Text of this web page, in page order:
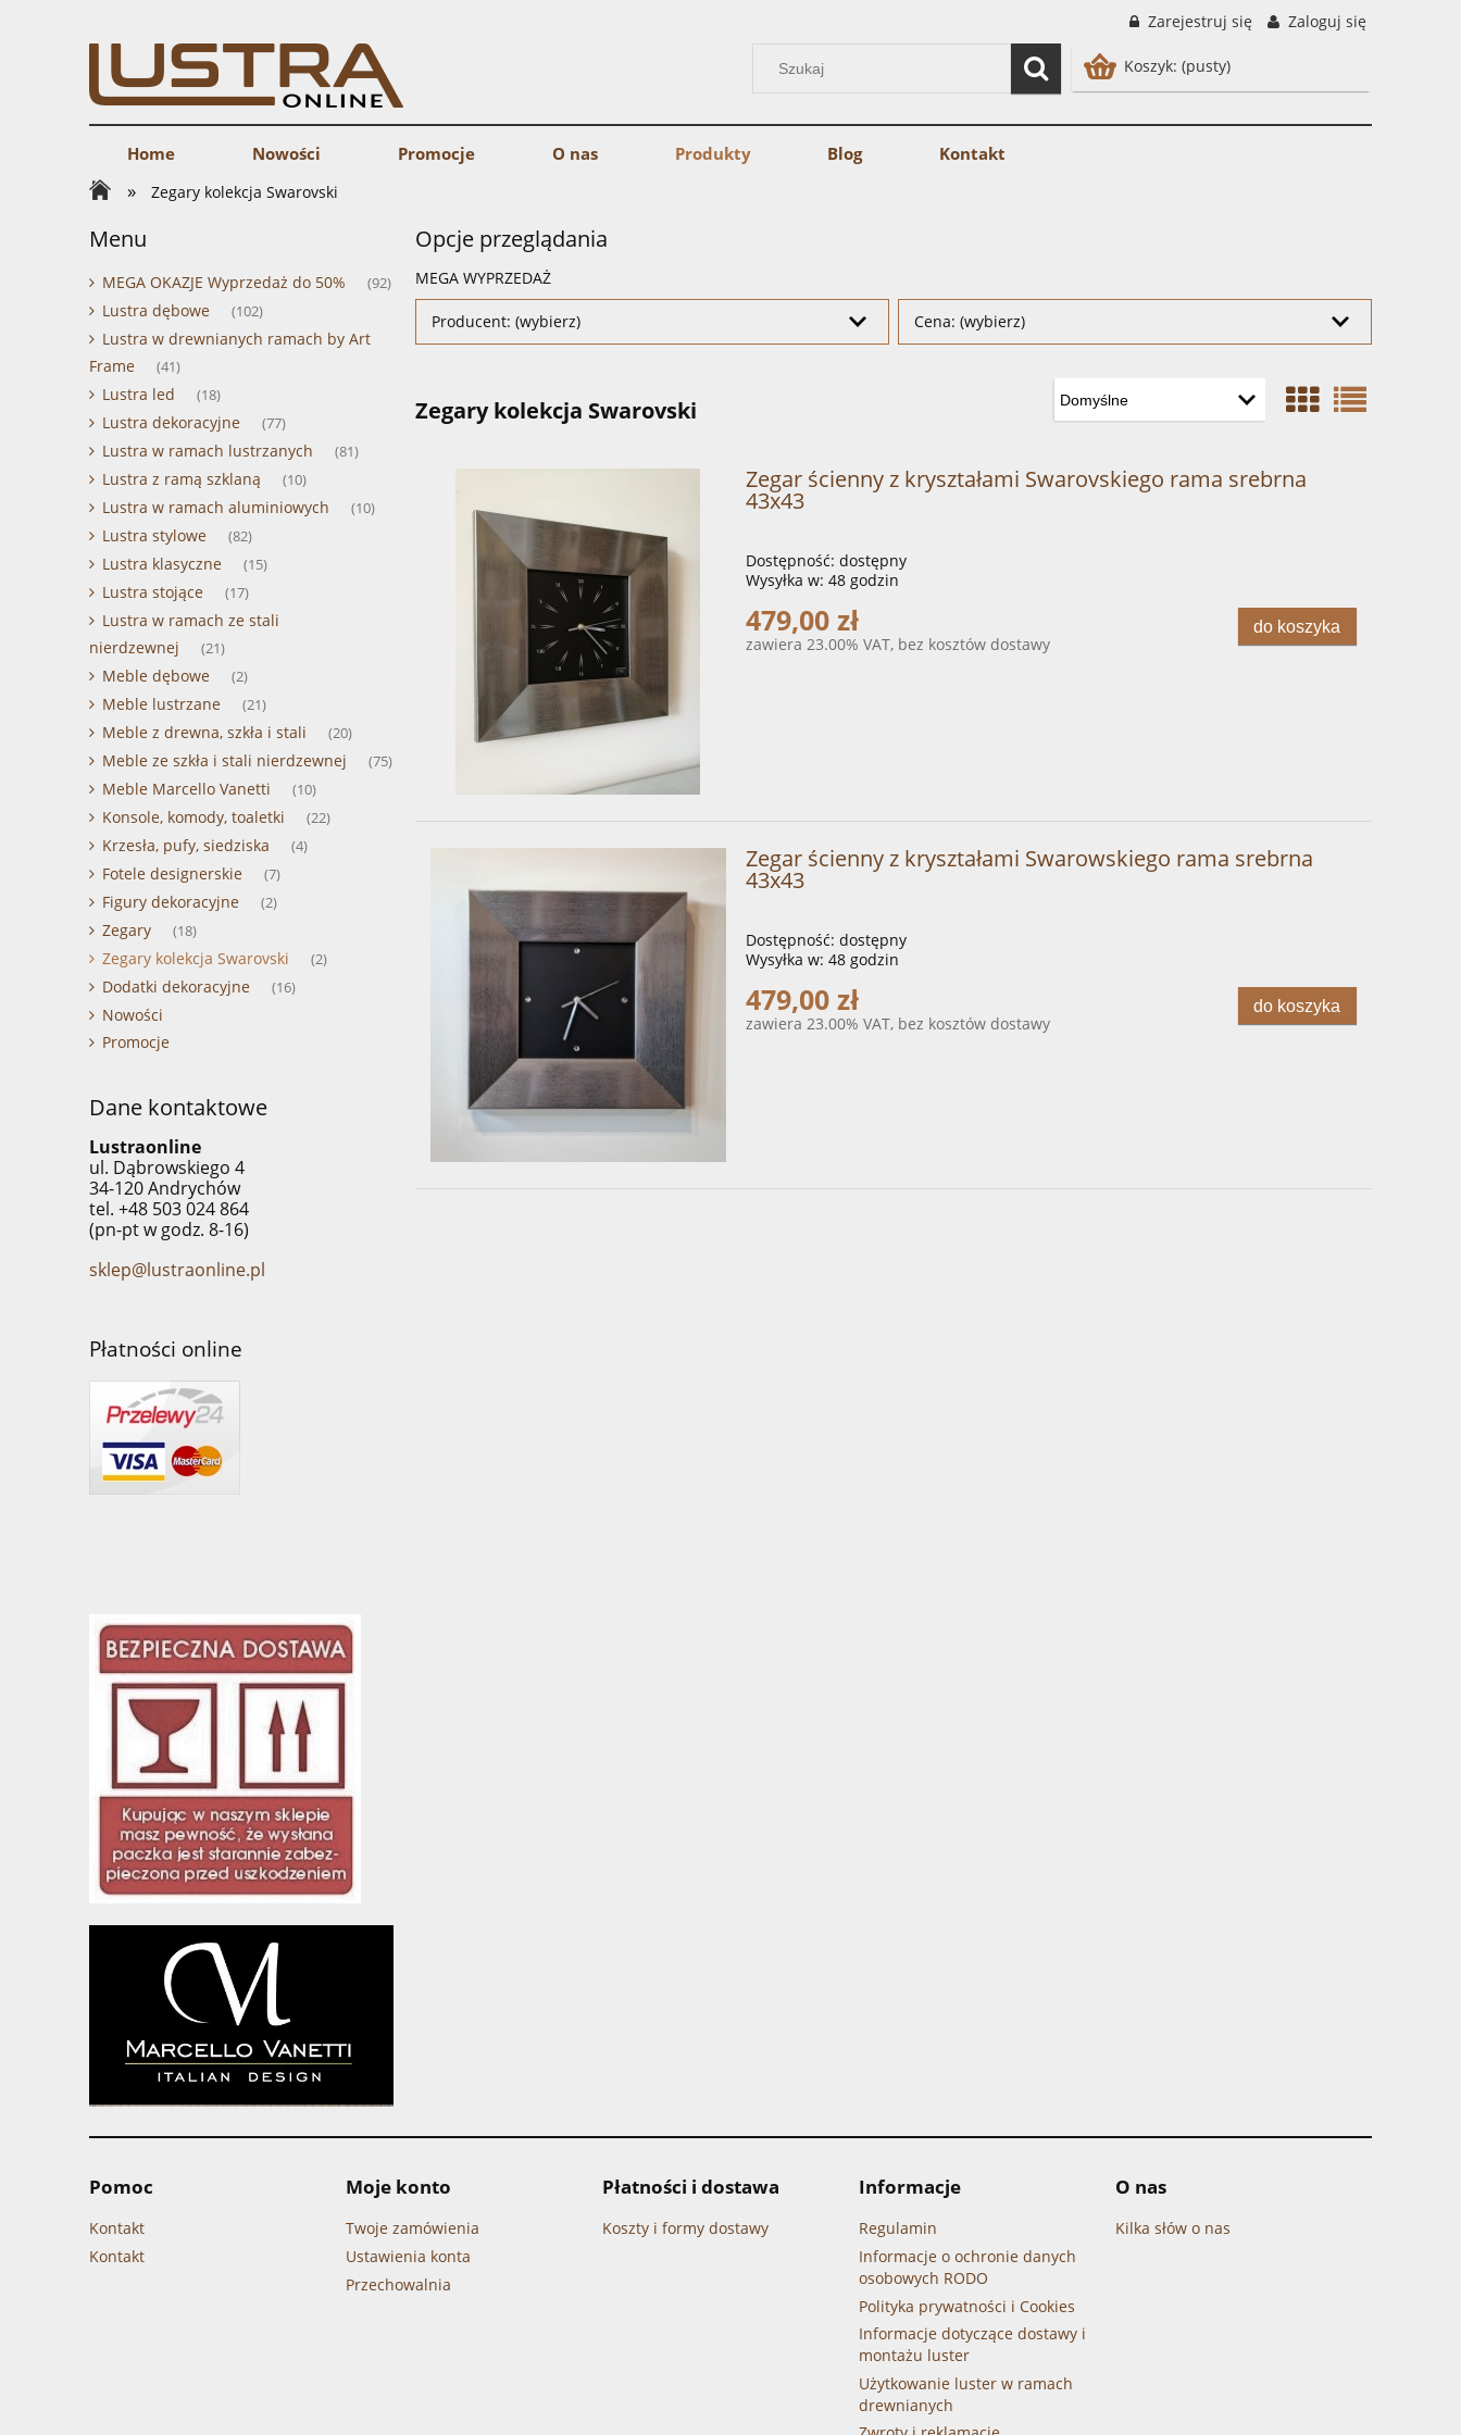
Zarejestruj się Zaloguj się
Koszyk: (pusty)
Home Nowości Promocje O nas Produkty Blog Kontakt
» Zegary kolekcja Swarovski
Menu
MEGA OKAZJE Wyprzedaż do 50% (92)
Lustra dębowe (102)
Lustra w drewnianych ramach by Art
Frame
(41)
Lustra led (18)
Lustra dekoracyjne (77)
Lustra w ramach lustrzanych (81)
Lustra z ramą szklaną (10)
Lustra w ramach aluminiowych (10)
Lustra stylowe (82)
Lustra klasyczne (15)
Lustra stojące (17)
Lustra w ramach ze stali
nierdzewnej
(21)
Meble dębowe (2)
Meble lustrzane (21)
Meble z drewna, szkła i stali (20)
Meble ze szkła i stali nierdzewnej (75)
Meble Marcello Vanetti (10)
Konsole, komody, toaletki (22)
Krzesła, pufy, siedziska (4)
Fotele designerskie (7)
Figury dekoracyjne (2)
Zegary (18)
Zegary kolekcja Swarovski (2)
Dodatki dekoracyjne (16)
Nowości
Promocje
Dane kontaktowe
Lustraonline
ul. Dąbrowskiego 4
34-120 Andrychów
tel. +48 503 024 864
(pn-pt w godz. 8-16)
sklep@lustraonline.pl
Płatności online
Opcje przeglądania
MEGA WYPRZEDAŻ
Producent: (wybierz) Cena: (wybierz)
Zegary kolekcja Swarovski
Zegar ścienny z kryształami Swarovskiego rama srebrna
43x43
Dostępność: dostępny
Wysyłka w: 48 godzin
479,00 zł
zawiera 23.00% VAT, bez kosztów dostawy
do koszyka
Zegar ścienny z kryształami Swarowskiego rama srebrna
43x43
Dostępność: dostępny
Wysyłka w: 48 godzin
479,00 zł
zawiera 23.00% VAT, bez kosztów dostawy
do koszyka
Pomoc
Kontakt
Kontakt
Moje konto
Twoje zamówienia
Ustawienia konta
Przechowalnia
Płatności i dostawa
Koszty i formy dostawy
Informacje
Regulamin
Informacje o ochronie danych
osobowych RODO
Polityka prywatności i Cookies
Informacje dotyczące dostawy i
montażu luster
Użytkowanie luster w ramach
drewnianych
O nas
Kilka słów o nas